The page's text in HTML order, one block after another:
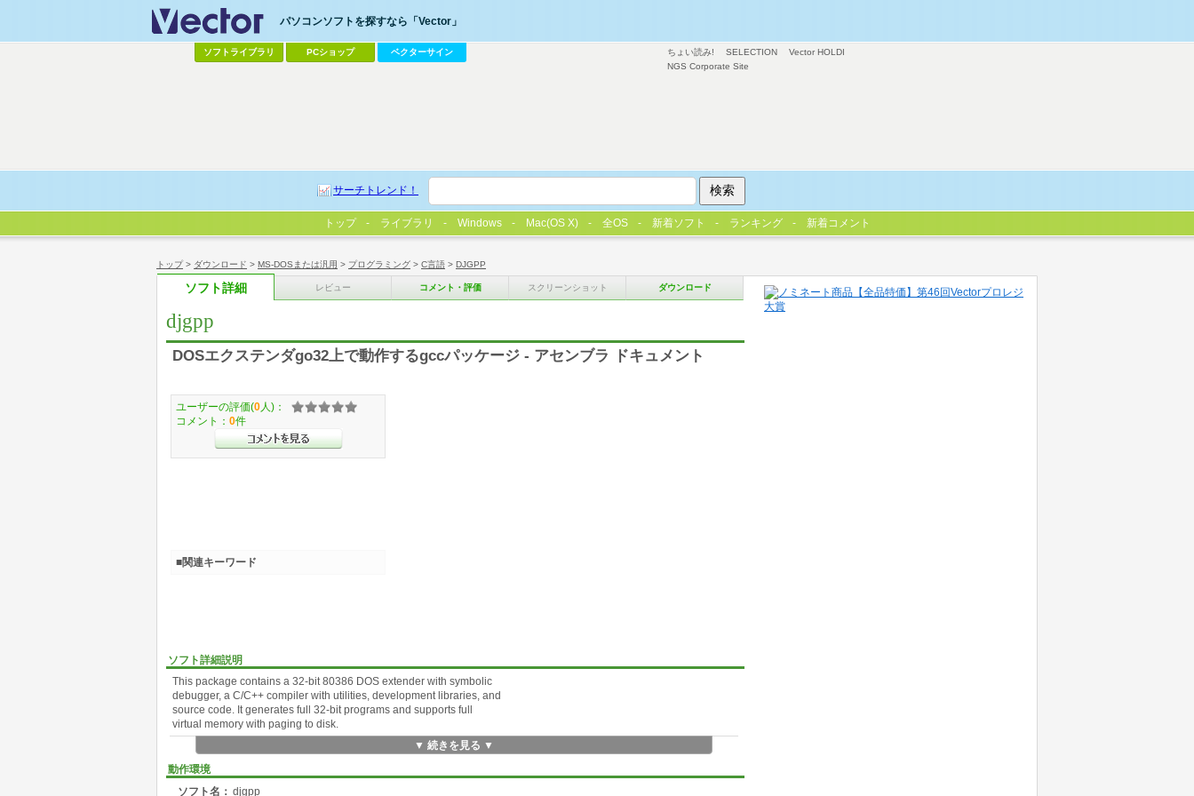
トップ> ダウンロード > MS-DOSまたは汎用 > プログラミング > C言語 > DJGPP
ソフト詳細 レビュー コメント・評価 スクリーンショット ダウンロード
djgpp
DOSエクステンダgo32上で動作するgccパッケージ - アセンブラ ドキュメント
ソフト詳細説明
This package contains a 32-bit 80386 DOS extender with symbolic
debugger, a C/C++ compiler with utilities, development libraries, and
source code. It generates full 32-bit programs and supports full
virtual memory with paging to disk.
▼ 続きを見る ▼
動作環境
ソフト名： djgpp
ユーザーの評価(0 人)：
コメント： 0件
■関連キーワード
ちょい読み! SELECTION
Vector HOLDI
NGS Corporate Site
パソコンソフトを探すなら「Vector」
ソフトライブラリ PCショップ ベクターサイン
サーチトレンド！
トップ ライブラリ Windows Mac(OS X) 全OS 新着ソフト ランキング 新着コメント